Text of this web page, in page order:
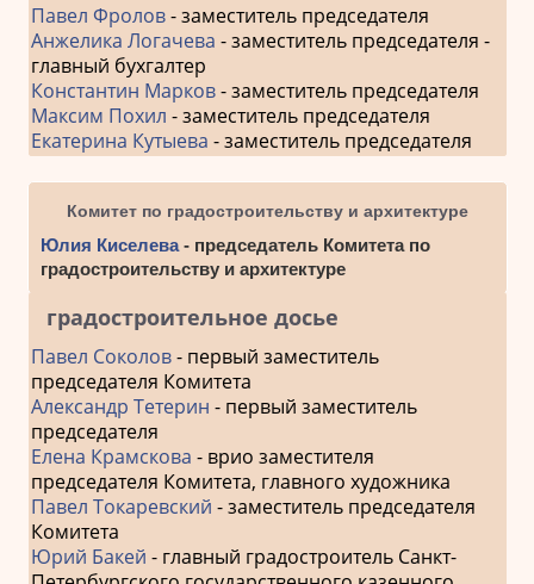
Павел Фролов- заместитель председателя
Анжелика Логачева - заместитель председателя -
главный бухгалтер
Константин Марков- заместитель председателя
Максим Похил - заместитель председателя
Екатерина Кутыева - заместитель председателя
Комитет по градостроительству и архитектуре
Юлия Киселева- председатель Комитета по
градостроительству и архитектуре
градостроительное досье
Павел Соколов- первый заместитель
председателя Комитета
Александр Тетерин - первый заместитель
председателя
Елена Крамскова - врио заместителя
председателя Комитета, главного художника
Павел Токаревский - заместитель председателя
Комитета
Юрий Бакей - главный градостроитель Санкт-